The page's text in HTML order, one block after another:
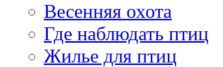
Весенняя охота
Где наблюдать птиц
Жилье для птиц